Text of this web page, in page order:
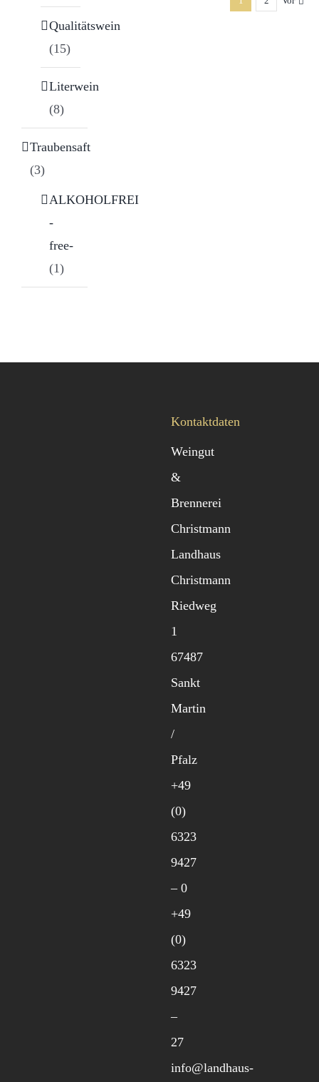
Qualitätswein
(15)
Literwein
(8)
Traubensaft
(3)
ALKOHOLFREI
-
free-
(1)
Kontaktdaten
Weingut
&
Brennerei
Christmann
Landhaus
Christmann
Riedweg
1
67487
Sankt
Martin
/
Pfalz
+49
(0)
6323
9427
– 0
+49
(0)
6323
9427
–
27
info@landhaus-